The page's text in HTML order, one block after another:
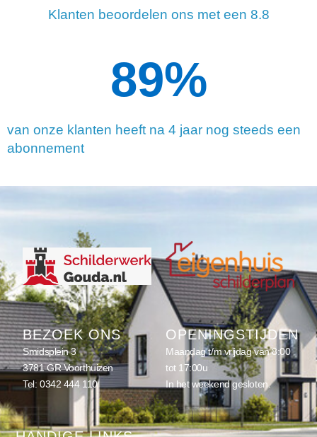
Klanten beoordelen ons met een 8.8
van onze klanten heeft na 4 jaar nog steeds een
abonnement
90%
BEZOEK ONS
Smidsplein 3
3781 GR Voorthuizen
Tel:0342 444 110
OPENINGSTIJDEN
Maandag t/m vrijdag van 8:00
tot 17:00u
In het weekend gesloten.